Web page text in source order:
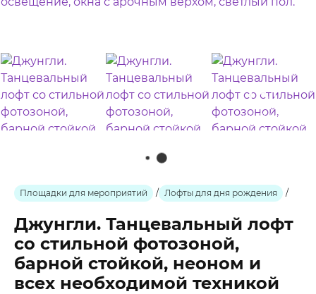
ещё 31 фото
Площадки для мероприятий / Лофты для дня рождения /
Джунгли. Танцевальный лофт
со стильной фотозоной,
барной стойкой, неоном и
всех необходимой техникой